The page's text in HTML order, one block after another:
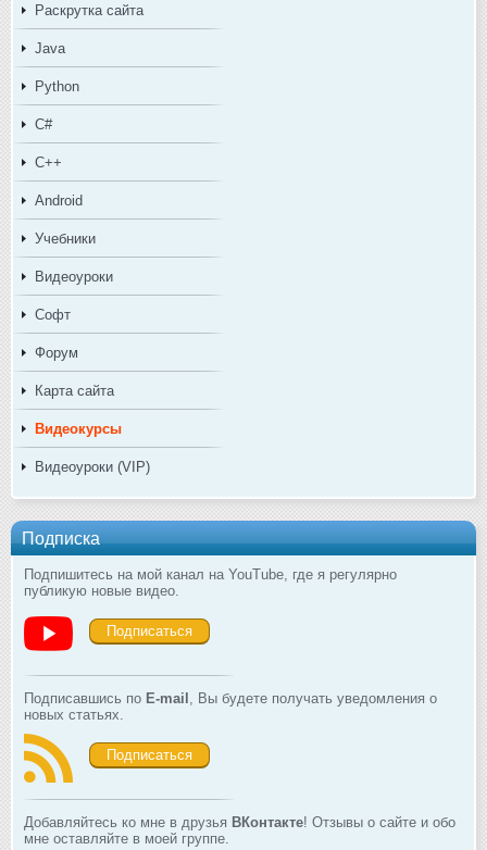
Раскрутка сайта
Java
Python
C#
C++
Android
Учебники
Видеоуроки
Софт
Форум
Карта сайта
Видеокурсы
Видеоуроки (VIP)
Подписка
Подпишитесь на мой канал на YouTube, где я регулярно
публикую новые видео.
Подписаться
Подписавшись по E-mail , Вы будете получать уведомления о
новых статьях.
Подписаться
Добавляйтесь ко мне в друзья ВКонтакте! Отзывы о сайте и обо
мне оставляйте в моей группе.